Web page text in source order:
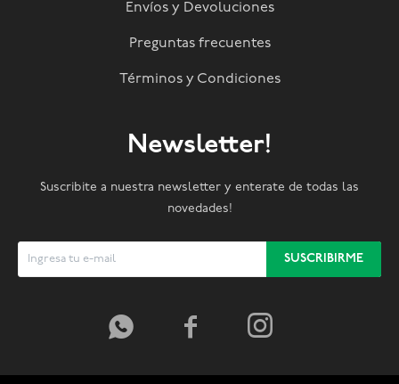
Envíos y Devoluciones
Preguntas frecuentes
Términos y Condiciones
Newsletter!
Suscribite a nuestra newsletter y enterate de todas las
novedades!
SUSCRIBIRME
  